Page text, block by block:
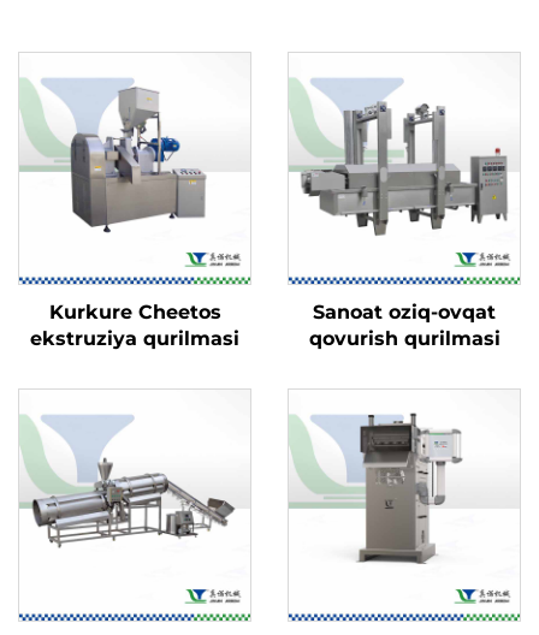
Kurkure Cheetos
ekstruziya qurilmasi
Sanoat oziq-ovqat
qovurish qurilmasi